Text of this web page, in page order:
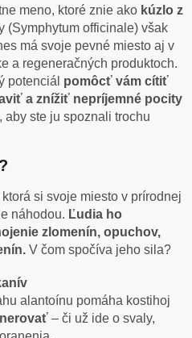
meno, ktoré znie ako kúzlo z
(Symphytum officinale) však
má svoje pevné miesto aj v
a regeneračných produktoch.
potenciál pomôcť vám cítiť
a znížiť nepríjemné pocity
aby ste ju spoznali trochu
si svoje miesto v prírodnej
náhodou. Ľudia ho
zlomenín, opuchov,
V čom spočíva jeho sila?
alantoínu pomáha kostihoj
– či už ide o svaly,